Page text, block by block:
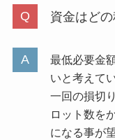
資金はど
最低必要金
いと考えて
一回の損切
ロット数を
になる事が